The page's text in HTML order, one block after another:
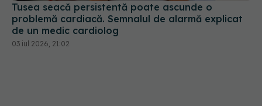
Tusea seacă persistentă poate ascunde o
problemă cardiacă. Semnalul de alarmă explicat
de un medic cardiolog
03 iul 2026, 21:02